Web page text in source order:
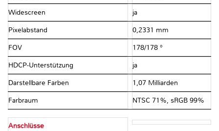
Widescreen ja
Pixelabstand 0,2331 mm
FOV 178/178 °
HDCP-Unterstützung ja
Darstellbare Farben 1,07 Milliarden
Farbraum NTSC 71%, sRGB 99%
Anschlüsse